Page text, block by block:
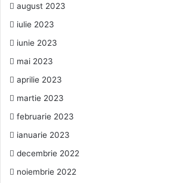
august 2023
iulie 2023
iunie 2023
mai 2023
aprilie 2023
martie 2023
februarie 2023
ianuarie 2023
decembrie 2022
noiembrie 2022